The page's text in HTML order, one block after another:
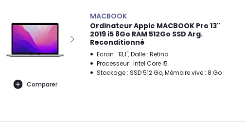
Comparer
MACBOOK
Ordinateur Apple MACBOOK Pro 13''
2019 i5 8Go RAM 512Go SSD Arg.
Reconditionné
Ecran : 13,1", Dalle : Retina
Processeur : Intel Core i5
Stockage : SSD 512 Go, Mémoire vive : 8 Go